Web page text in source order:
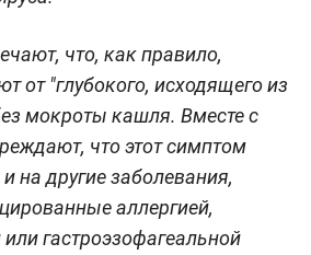
что, как правило,
от "глубокого, исходящего из
мокроты кашля. Вместе с
что этот симптом
на другие заболевания,
аллергией,
гастроэзофагеальной